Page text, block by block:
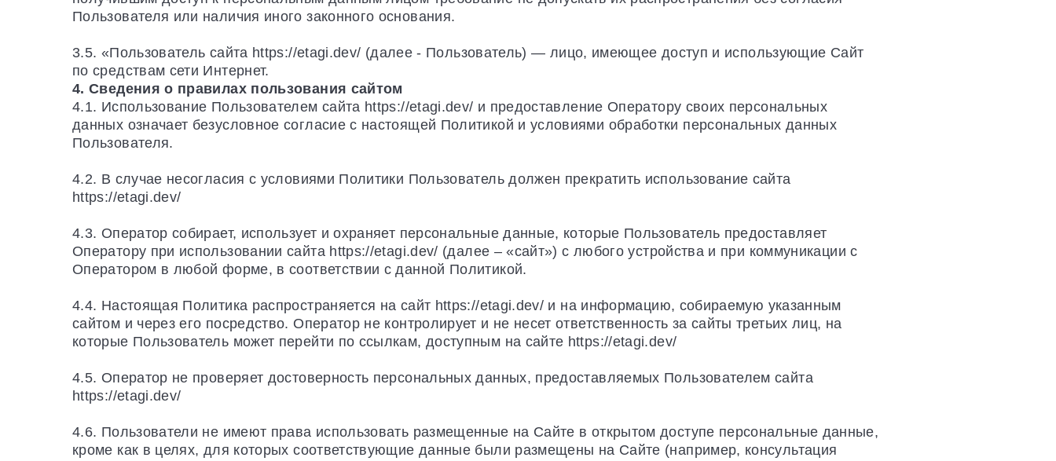
Пользователя или наличия иного законного основания.
3.5. «Пользователь сайта https://etagi.dev/ (далее - Пользователь) — лицо, имеющее доступ и использующие Сайт
по средствам сети Интернет.
4. Сведения о правилах пользования сайтом
4.1. Использование Пользователем сайта https://etagi.dev/ и предоставление Оператору своих персональных
данных означает безусловное согласие с настоящей Политикой и условиями обработки персональных данных
Пользователя.
4.2. В случае несогласия с условиями Политики Пользователь должен прекратить использование сайта
https://etagi.dev/
4.3. Оператор собирает, использует и охраняет персональные данные, которые Пользователь предоставляет
Оператору при использовании сайта https://etagi.dev/ (далее – «сайт») с любого устройства и при коммуникации с
Оператором в любой форме, в соответствии с данной Политикой.
4.4. Настоящая Политика распространяется на сайт https://etagi.dev/ и на информацию, собираемую указанным
сайтом и через его посредство. Оператор не контролирует и не несет ответственность за сайты третьих лиц, на
которые Пользователь может перейти по ссылкам, доступным на сайте https://etagi.dev/
4.5. Оператор не проверяет достоверность персональных данных, предоставляемых Пользователем сайта
https://etagi.dev/
4.6. Пользователи не имеют права использовать размещенные на Сайте в открытом доступе персональные данные,
кроме как в целях, для которых соответствующие данные были размещены на Сайте (например, консультация